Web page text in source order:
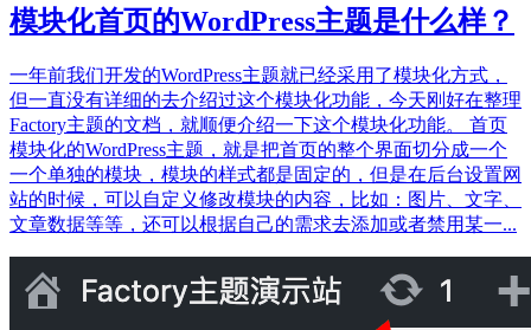
模块化首页的WordPress主题是什么样？
一年前我们开发的WordPress主题就已经采用了模块化方式，
但一直没有详细的去介绍过这个模块化功能，今天刚好在整理
Factory主题的文档，就顺便介绍一下这个模块化功能。 首页
模块化的WordPress主题，就是把首页的整个界面切分成一个
一个单独的模块，模块的样式都是固定的，但是在后台设置网
站的时候，可以自定义修改模块的内容，比如：图片、文字、
文章数据等等，还可以根据自己的需求去添加或者禁用某一...